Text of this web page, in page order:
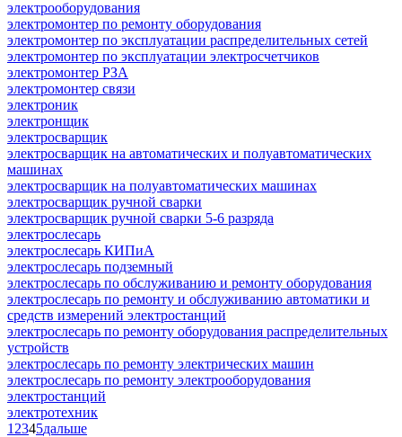
электрооборудования
электромонтер по ремонту оборудования
электромонтер по эксплуатации распределительных сетей
электромонтер по эксплуатации электросчетчиков
электромонтер РЗА
электромонтер связи
электроник
электронщик
электросварщик
электросварщик на автоматических и полуавтоматических
машинах
электросварщик на полуавтоматических машинах
электросварщик ручной сварки
электросварщик ручной сварки 5-6 разряда
электрослесарь
электрослесарь КИПиА
электрослесарь подземный
электрослесарь по обслуживанию и ремонту оборудования
электрослесарь по ремонту и обслуживанию автоматики и
средств измерений электростанций
электрослесарь по ремонту оборудования распределительных
устройств
электрослесарь по ремонту электрических машин
электрослесарь по ремонту электрооборудования
электростанций
электротехник
1 2345дальше